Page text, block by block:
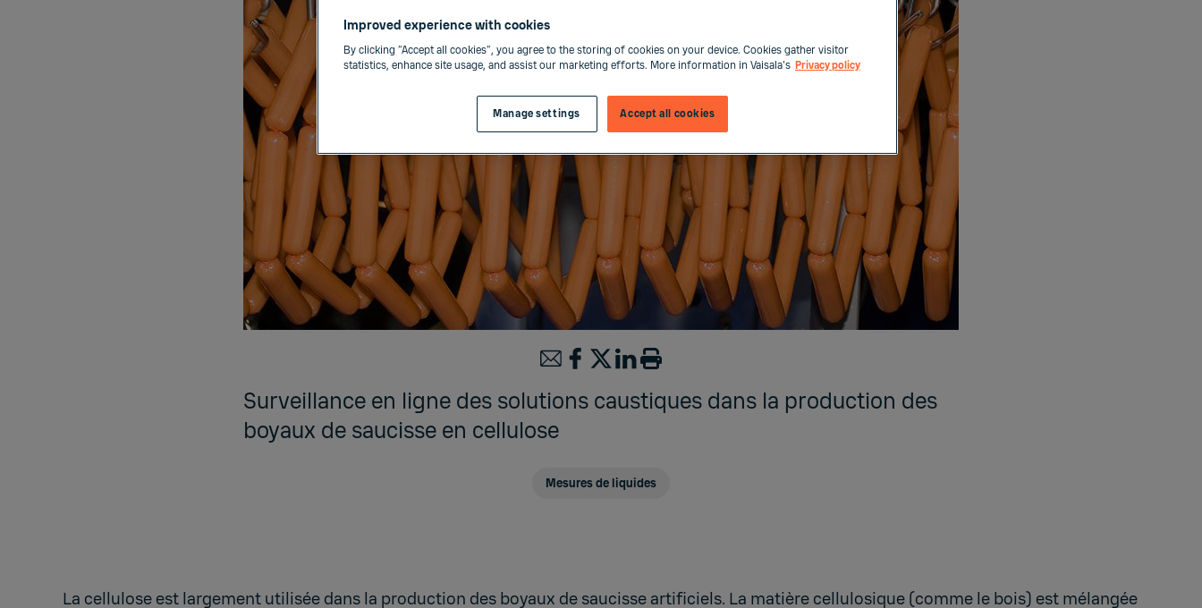
Surveillance en ligne des solutions caustiques dans la production des
boyaux de saucisse en cellulose
Mesures de liquides
La cellulose est largement utilisée dans la production des boyaux de saucisse artificiels. La matière cellulosique (comme le bois) est mélangée
Improved experience with cookies
By clicking “Accept all cookies”, you agree to the storing of cookies on your device. Cookies gather visitor
statistics, enhance site usage, and assist our marketing efforts. More information in Vaisala's Privacy policy
Accept all cookies
Manage settings